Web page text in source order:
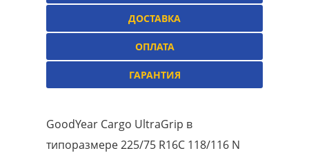
ДОСТАВКА
ОПЛАТА
ГАРАНТИЯ
GoodYear Cargo UltraGrip в
типоразмере 225/75 R16C 118/116 N